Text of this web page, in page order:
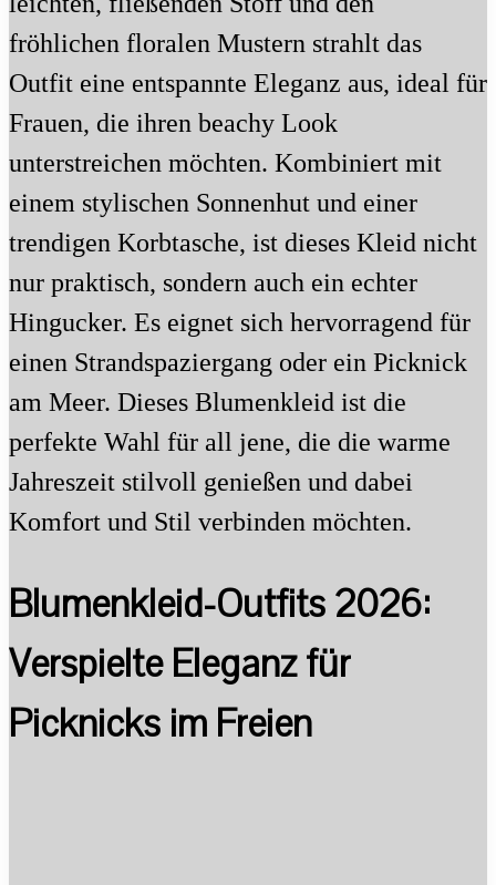
fröhlichen floralen Mustern strahlt das
Outfit eine entspannte Eleganz aus, ideal für
Frauen, die ihren beachy Look
unterstreichen möchten. Kombiniert mit
einem stylischen Sonnenhut und einer
trendigen Korbtasche, ist dieses Kleid nicht
nur praktisch, sondern auch ein echter
Hingucker. Es eignet sich hervorragend für
einen Strandspaziergang oder ein Picknick
am Meer. Dieses Blumenkleid ist die
perfekte Wahl für all jene, die die warme
Jahreszeit stilvoll genießen und dabei
Komfort und Stil verbinden möchten.
Blumenkleid-Outfits 2026:
Verspielte Eleganz für
Picknicks im Freien